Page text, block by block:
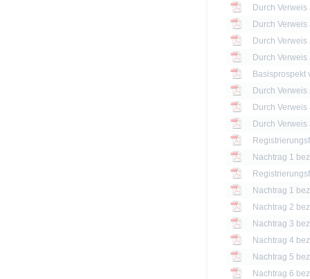
Basisprospekt
Nachtrag 1
Nachtrag 1
Nachtrag 2
Nachtrag 3
Nachtrag 4
Nachtrag 5
Nachtrag 6